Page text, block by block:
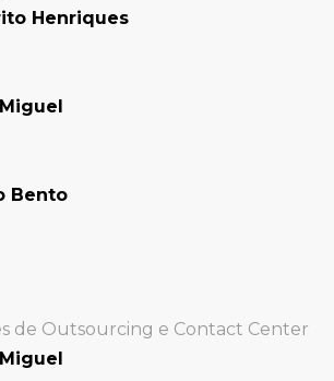
Henriques
Bento
de Outsourcing e Contact Center